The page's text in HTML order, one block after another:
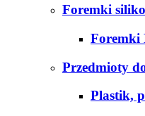
Foremki
Foremki
Przedmioty
Plastik,